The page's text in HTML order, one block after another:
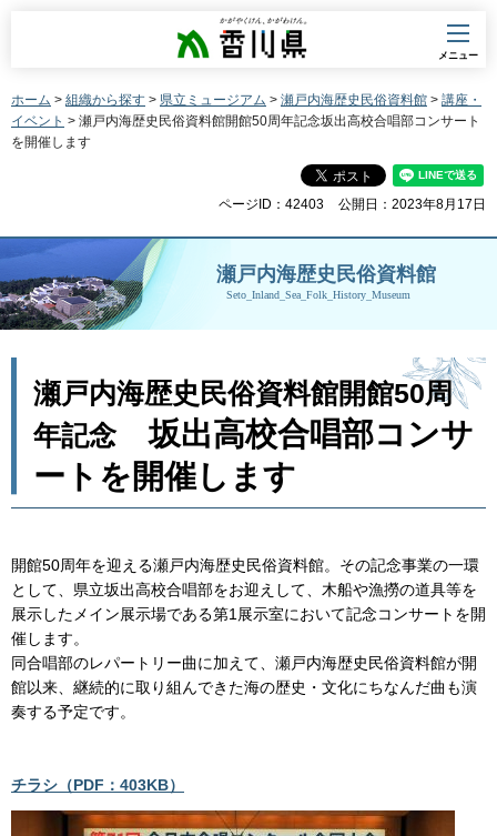
香川県
メニュー
ホーム > 組織から探す > 県立ミュージアム > 瀬戸内海歴史民俗資料館 > 講座・
イベント > 瀬戸内海歴史民俗資料館開館50周年記念坂出高校合唱部コンサート
を開催します
ページID：42403 公開日：2023年8月17日
瀬戸内海歴史民俗資料館
Seto_Inland_Sea_Folk_History_Museum
瀬戸内海歴史民俗資料館開館50周
年記念
坂出高校合唱部コンサ
ートを開催します
開館50周年を迎える瀬戸内海歴史民俗資料館。その記念事業の一環
として、県立坂出高校合唱部をお迎えして、木船や漁撈の道具等を
展示したメイン展示場である第1展示室において記念コンサートを開
催します。
同合唱部のレパートリー曲に加えて、瀬戸内海歴史民俗資料館が開
館以来、継続的に取り組んできた海の歴史・文化にちなんだ曲も演
奏する予定です。
チラシ（PDF：403KB）